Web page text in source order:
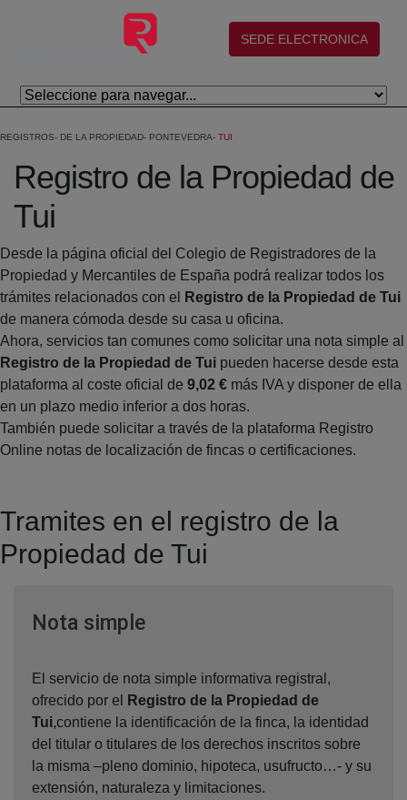
Saltar al contenido principal
(abre en nueva ventana)
SEDE ELECTRONICA
REGISTROS DE LA PROPIEDAD PONTEVEDRA TUI
Registro de la Propiedad de
Tui
Desde la página oficial del Colegio de Registradores de la
Propiedad y Mercantiles de España podrá realizar todos los
trámites relacionados con el
Registro de la Propiedad de Tui
de manera cómoda desde su casa u oficina.
Ahora, servicios tan comunes como solicitar una nota simple al
Registro de la Propiedad de Tui pueden hacerse desde esta
plataforma al coste oficial de 9,02 € más IVA y disponer de ella
en un plazo medio inferior a dos horas.
También puede solicitar a través de la plataforma Registro
Online notas de localización de fincas o certificaciones.
Tramites en el registro de la
Propiedad de Tui
Nota simpleVentana nueva
El servicio de nota simple informativa registral,
ofrecido por el
Registro de la Propiedad de
Tui,contiene la identificación de la finca, la identidad
del titular o titulares de los derechos inscritos sobre
la misma –pleno dominio, hipoteca, usufructo…- y su
extensión, naturaleza y limitaciones.